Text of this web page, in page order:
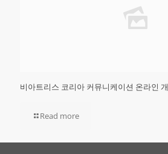
비아트리스 코리아 커뮤니케이션 온라인
Read more